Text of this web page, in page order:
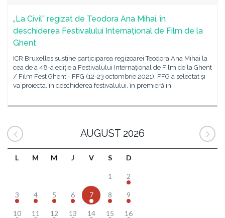
„La Civil” regizat de Teodora Ana Mihai, în
deschiderea Festivalului Internațional de Film de la
Ghent
ICR Bruxelles susține participarea regizoarei Teodora Ana Mihai la
cea de a 48-a ediție a Festivalului Internaţional de Film de la Ghent
/ Film Fest Ghent - FFG (12-23 octombrie 2021). FFG a selectat și
va proiecta, în deschiderea festivalului, în premieră în
AUGUST 2026
L M M J V S D
1 2
3 4 5 6 7 8 9
10 11 12 13 14 15 16